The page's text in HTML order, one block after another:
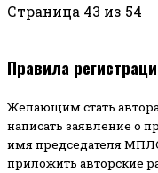
Страница 43 из 54
Правила
Желающим стать
написать заявление о
имя председателя
приложить авторские